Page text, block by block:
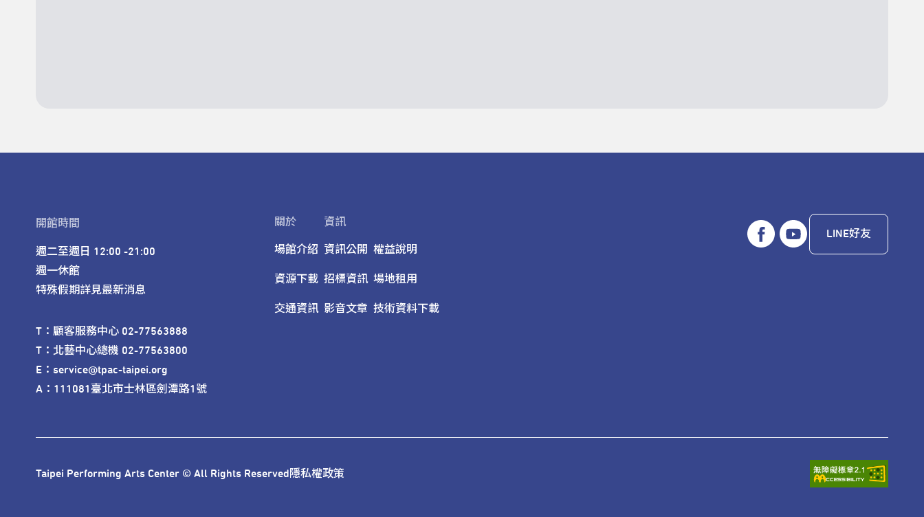
開館時間
週二至週日 12:00 -21:00
週一休館
特殊假期詳見最新消息
T：顧客服務中心 02-77563888
T：北藝中心總機 02-77563800
E：service@tpac-taipei.org
A：111081臺北市士林區劍潭路1號
關於
場館介紹
資源下載
交通資訊
資訊
資訊公開
招標資訊
影音文章
權益說明
場地租用
技術資料下載
LINE好友
Taipei Performing Arts Center © All Rights Reserved隱私權政策